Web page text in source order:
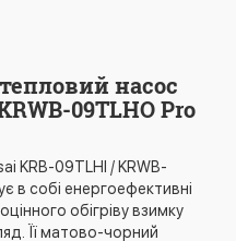
насос
09TLHO Pro
KRB-09TLHI / KRWB-
в собі енергоефективні
обігріву взимку
Її матово-чорний